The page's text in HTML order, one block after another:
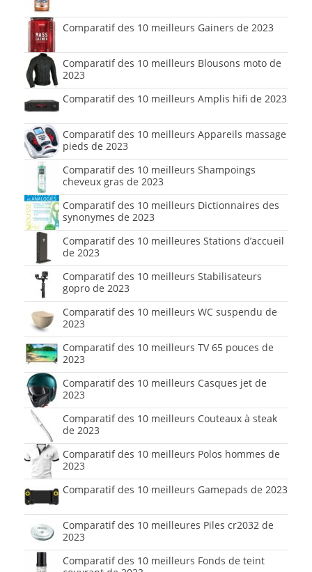
Comparatif des 10 meilleurs Gainers de 2023
Comparatif des 10 meilleurs Blousons moto de
2023
Comparatif des 10 meilleurs Amplis hifi de 2023
Comparatif des 10 meilleurs Appareils massage
pieds de 2023
Comparatif des 10 meilleurs Shampoings
cheveux gras de 2023
Comparatif des 10 meilleurs Dictionnaires des
synonymes de 2023
Comparatif des 10 meilleures Stations d’accueil
de 2023
Comparatif des 10 meilleurs Stabilisateurs
gopro de 2023
Comparatif des 10 meilleurs WC suspendu de
2023
Comparatif des 10 meilleurs TV 65 pouces de
2023
Comparatif des 10 meilleurs Casques jet de
2023
Comparatif des 10 meilleurs Couteaux à steak
de 2023
Comparatif des 10 meilleurs Polos hommes de
2023
Comparatif des 10 meilleurs Gamepads de 2023
Comparatif des 10 meilleures Piles cr2032 de
2023
Comparatif des 10 meilleurs Fonds de teint